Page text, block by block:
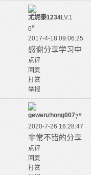
尤妮泰1234LV.1
6#
2017-4-18 09:06:25
感谢分享学习中
点评
回复
打赏
举报
gewenzhong0077#
2020-7-26 16:28:47
非常不错的分享
点评
回复
打赏